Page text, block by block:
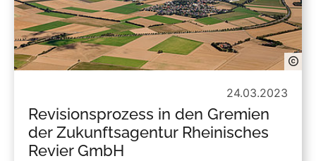
24.03.2023
Revisionsprozess in den Gremien
der Zukunftsagentur Rheinisches
Revier GmbH